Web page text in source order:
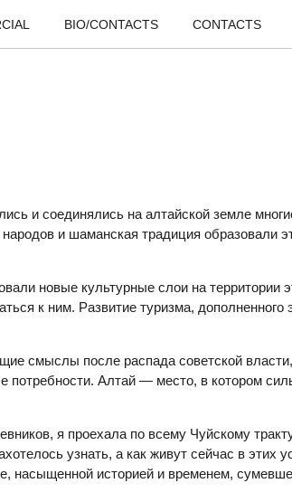
BIO/CONTACTS CONTACTS
и соединялись на алтайской земле
и шаманская традиция образовали
новые культурные слои на территории
к ним. Развитие туризма, дополненного
смыслы после распада советской
потребности. Алтай — место, в котором
я проехала по всему Чуйскому
узнать, а как живут сейчас в этих
насыщенной историей и временем,